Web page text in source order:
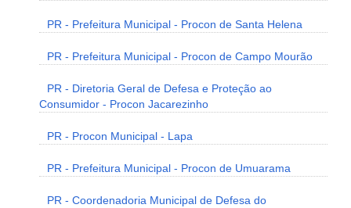
PR - Prefeitura Municipal - Procon de Santa Helena
PR - Prefeitura Municipal - Procon de Campo Mourão
PR - Diretoria Geral de Defesa e Proteção ao
Consumidor - Procon Jacarezinho
PR - Procon Municipal - Lapa
PR - Prefeitura Municipal - Procon de Umuarama
PR - Coordenadoria Municipal de Defesa do